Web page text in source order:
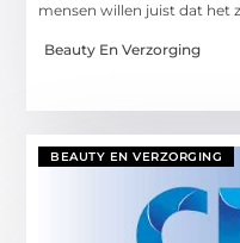
mensen willen juist dat het
Beauty En Verzorging
BEAUTY EN VERZORGING